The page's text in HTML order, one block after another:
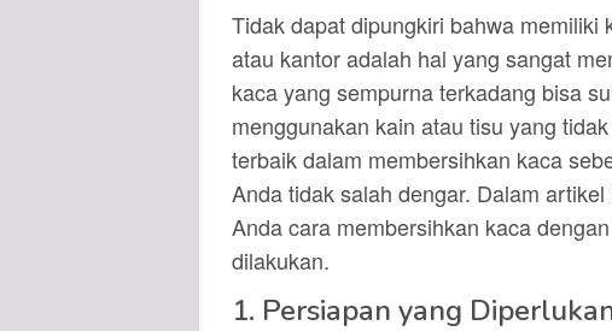
Tidak dapat dipungkiri bahwa
atau kantor adalah hal yang sangat
kaca yang sempurna terkadang bisa
menggunakan kain atau tisu yang
terbaik dalam membersihkan kaca
Anda tidak salah dengar. Dalam
Anda cara membersihkan kaca
dilakukan.
1. Persiapan yang